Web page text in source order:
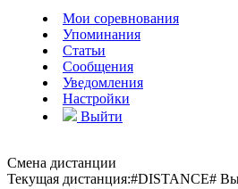
Мои соревнования
Упоминания
Статьи
Сообщения
Уведомления
Настройки
Выйти
Смена дистанции
Текущая дистанция:#DISTANCE#